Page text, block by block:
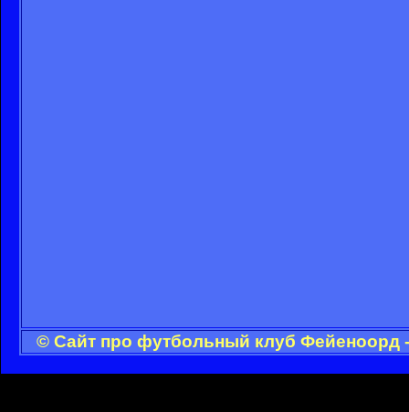
© Сайт про футбольный клуб Фейеноорд